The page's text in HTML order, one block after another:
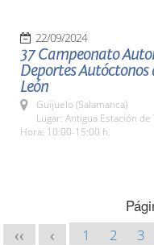
22/09/2024
37 Campeonato
Deportes Autóctonos
León
Guijuelo (Salamanca)
Lugar: Antigua Estación de
Hora: 10:00-15:00 h.
<< < 1 2 3